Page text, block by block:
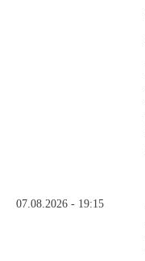
07.08.2026 - 19:15